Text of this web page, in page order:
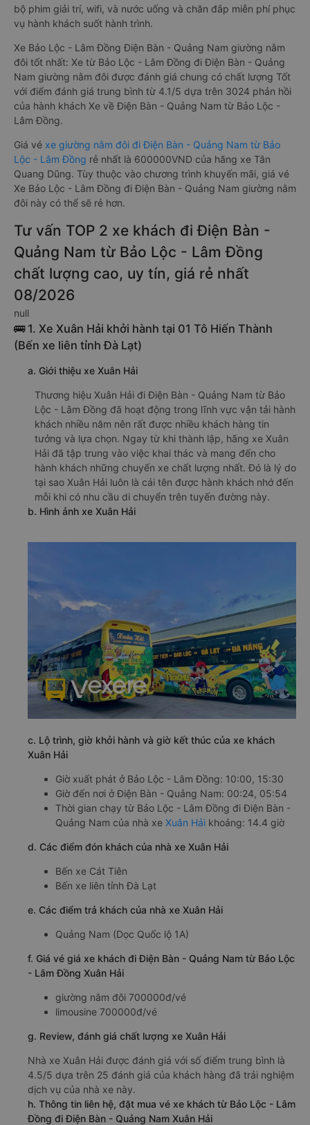
bộ phim giải trí, wifi, và nước uống và chăn đắp miễn phí phục
vụ hành khách suốt hành trình.
Xe Bảo Lộc - Lâm Đồng Điện Bàn - Quảng Nam giường nằm
đôi tốt nhất: Xe từ Bảo Lộc - Lâm Đồng đi Điện Bàn - Quảng
Nam giường nằm đôi được đánh giá chung có chất lượng Tốt
với điểm đánh giá trung bình từ 4.1/5 dựa trên 3024 phản hồi
của hành khách Xe về Điện Bàn - Quảng Nam từ Bảo Lộc -
Lâm Đồng.
Giá vé xe giường nằm đôi đi Điện Bàn - Quảng Nam từ Bảo
Lộc - Lâm Đồng rẻ nhất là 600000VND của hãng xe Tân
Quang Dũng. Tùy thuộc vào chương trình khuyến mãi, giá vé
Xe Bảo Lộc - Lâm Đồng đi Điện Bàn - Quảng Nam giường nằm
đôi này có thể sẽ rẻ hơn.
Tư vấn TOP 2 xe khách đi Điện Bàn -
Quảng Nam từ Bảo Lộc - Lâm Đồng
chất lượng cao, uy tín, giá rẻ nhất
08/2026
null
🚌 1. Xe Xuân Hải khởi hành tại 01 Tô Hiến Thành
(Bến xe liên tỉnh Đà Lạt)
a. Giới thiệu xe Xuân Hải
Thương hiệu Xuân Hải đi Điện Bàn - Quảng Nam từ Bảo
Lộc - Lâm Đồng đã hoạt động trong lĩnh vực vận tải hành
khách nhiều năm nên rất được nhiều khách hàng tin
tưởng và lựa chọn. Ngay từ khi thành lập, hãng xe Xuân
Hải đã tập trung vào việc khai thác và mang đến cho
hành khách những chuyến xe chất lượng nhất. Đó là lý do
tại sao Xuân Hải luôn là cái tên được hành khách nhớ đến
mỗi khi có nhu cầu di chuyển trên tuyến đường này.
b. Hình ảnh xe Xuân Hải
c. Lộ trình, giờ khởi hành và giờ kết thúc của xe khách
Xuân Hải
Giờ xuất phát ở Bảo Lộc - Lâm Đồng: 10:00, 15:30
Giờ đến nơi ở Điện Bàn - Quảng Nam: 00:24, 05:54
Thời gian chạy từ Bảo Lộc - Lâm Đồng đi Điện Bàn -
Quảng Nam của nhà xe Xuân Hải khoảng: 14.4 giờ
d. Các điểm đón khách của nhà xe Xuân Hải
Bến xe Cát Tiên
Bến xe liên tỉnh Đà Lạt
e. Các điểm trả khách của nhà xe Xuân Hải
Quảng Nam (Dọc Quốc lộ 1A)
f. Giá vé giá xe khách đi Điện Bàn - Quảng Nam từ Bảo Lộc
- Lâm Đồng Xuân Hải
giường nằm đôi 700000đ/vé
limousine 700000đ/vé
g. Review, đánh giá chất lượng xe Xuân Hải
Nhà xe Xuân Hải được đánh giá với số điểm trung bình là
4.5/5 dựa trên 25 đánh giá của khách hàng đã trải nghiệm
dịch vụ của nhà xe này.
h. Thông tin liên hệ, đặt mua vé xe khách từ Bảo Lộc - Lâm
Đồng đi Điện Bàn - Quảng Nam Xuân Hải